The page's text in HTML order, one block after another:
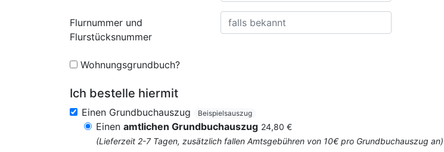
Flurnummer und
Flurstücksnummer
Wohnungsgrundbuch?
Ich bestelle hiermit
Einen Grundbuchauszug Beispielsauszug
Einen amtlichen Grundbuchauszug 24,80 €
(Lieferzeit 2-7 Tagen, zusätzlich fallen Amtsgebühren von 10€ pro Grundbuchauszug an)